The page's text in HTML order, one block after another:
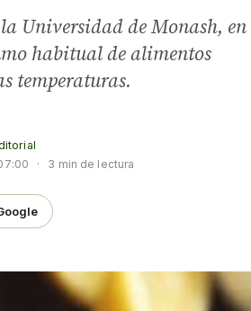
Universidad de Monash, en
habitual de alimentos
temperaturas.
· 3 min de lectura